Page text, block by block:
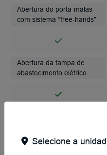
Abertura do porta-malas
com sistema “free-hands”
Abertura da tampa de
abastecimento elétrico
Selecione a